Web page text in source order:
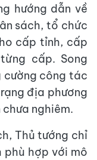
hướng dẫn về
sách, tổ chức
cấp tỉnh, cấp
cấp. Song
cường công tác
địa phương
nghiêm.
Thủ tướng chỉ
hợp với mô